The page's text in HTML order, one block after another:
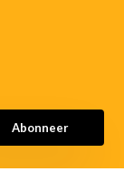
Abonneer